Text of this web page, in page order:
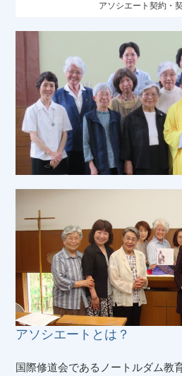
アソシエート契約・
アソシエートとは？
国際修道会であるノートルダム教